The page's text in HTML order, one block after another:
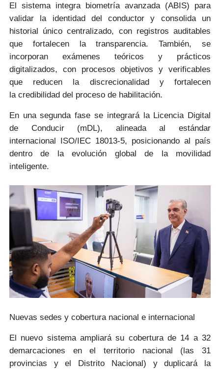
El sistema integra biometría avanzada (ABIS) para
validar la identidad del conductor y consolida un
historial único centralizado, con registros auditables
que fortalecen latransparencia. También, se
incorporan exámenes teóricos y prácticos
digitalizados, con procesos objetivos y verificables
que reducen la discrecionalidad y fortalecen
la credibilidad del proceso de habilitación.
En una segunda fase se integrará la Licencia Digital
de Conducir(mDL), alineada al estándar
internacional ISO/IEC 18013-5, posicionando al país
dentro de la evolución global de la movilidad
inteligente.
Nuevas sedes y cobertura nacional e internacional
El nuevo sistema ampliará su coberturade 14 a 32
demarcaciones en el territorio nacional (las 31
provincias y el Distrito Nacional) y duplicará la